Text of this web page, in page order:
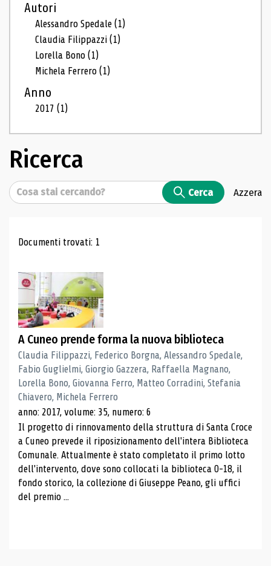
Autori
Alessandro Spedale(1)
Claudia Filippazzi(1)
Lorella Bono(1)
Michela Ferrero(1)
Anno
2017(1)
Ricerca
Cerca Cerca Azzera
Risultati di ricerca
Documenti trovati: 1
A Cuneo prende forma la nuova biblioteca
Claudia Filippazzi, Federico Borgna, Alessandro Spedale,
Fabio Guglielmi, Giorgio Gazzera, Raffaella Magnano,
Lorella Bono, Giovanna Ferro, Matteo Corradini, Stefania
Chiavero, Michela Ferrero
anno: 2017, volume: 35, numero: 6
Il progetto di rinnovamento della struttura di Santa Croce
a Cuneo prevede il riposizionamento dell'intera Biblioteca
Comunale. Attualmente è stato completato il primo lotto
dell'intervento, dove sono collocati la biblioteca 0-18, il
fondo storico, la collezione di Giuseppe Peano, gli uffici
del premio ...